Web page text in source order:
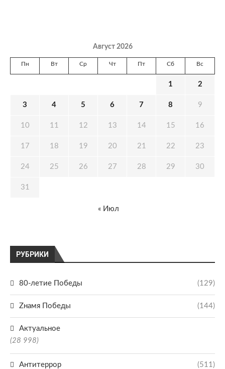
РУБРИКИ
80-летие Победы (129)
Zнамя Победы (144)
Актуальное
(28 998)
Антитеррор (511)
Август 2026
Пн Вт Ср Чт Пт Сб Вс
1 2
3 4 5 6 7 8 9
10 11 12 13 14 15 16
17 18 19 20 21 22 23
24 25 26 27 28 29 30
31
« Июл